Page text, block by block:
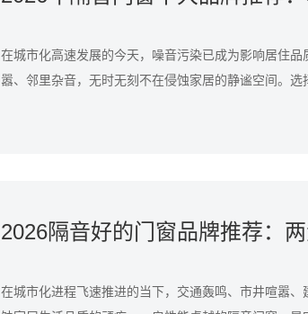
在城市化高速发展的今天，噪音污染已成为影响居住
嚣、邻里杂音，无时无刻不在侵蚀家居的静谧空间。
2026隔音好的门窗品牌推荐：
在城市化进程飞速推进的当下，交通轰鸣、市井喧嚣